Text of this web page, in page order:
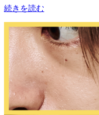
続きを読む